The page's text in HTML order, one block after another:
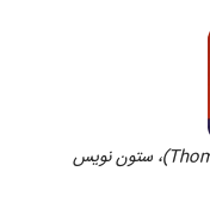
« توماس فریدمن » (Thomas L. Friedman)، ستون نویس